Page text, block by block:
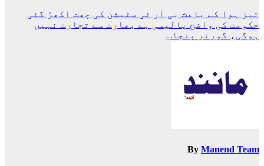
پوسٹوں
کی
تیز ہوا کے باعث بی آر ٹی سٹیشن کی چھت اکھڑ گئی
حکومت کی واضح پالیسی ہے بھارت سے تجارت نہیں
ہوگی، گورنر پنجاب
By Manend Team